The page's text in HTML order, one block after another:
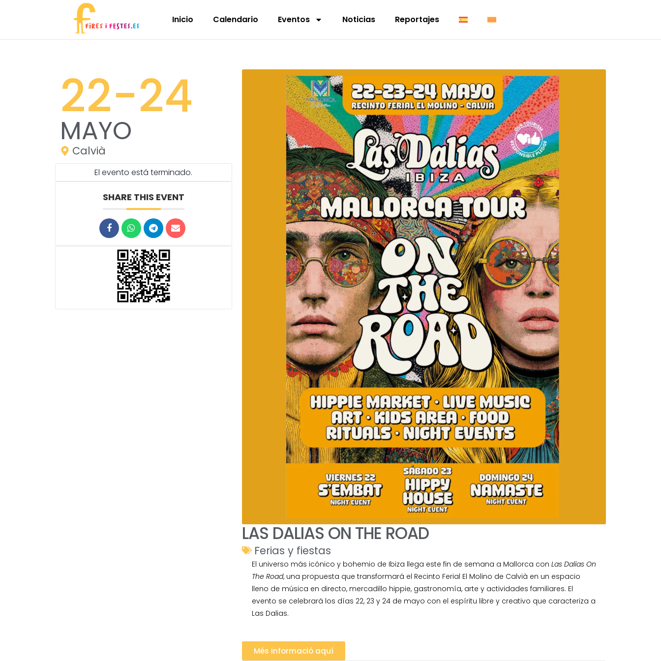
Inicio Calendario Eventos Noticias Reportajes
22-24
MAYO
Calvià
El evento está terminado.
SHARE THIS EVENT
LAS DALIAS ON THE ROAD
Ferias y fiestas
El universo más icónico y bohemio de Ibiza llega este fin de semana a Mallorca con Las Dalias On
The Road, una propuesta que transformará el Recinto Ferial El Molino de Calvià en un espacio
lleno de música en directo, mercadillo hippie, gastronomía, arte y actividades familiares. El
evento se celebrará los días 22, 23 y 24 de mayo con el espíritu libre y creativo que caracteriza a
Las Dalias.
Més informació aquí